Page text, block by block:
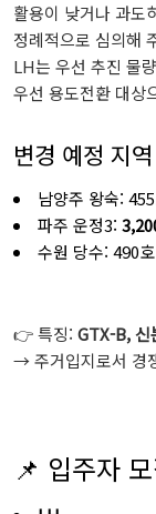
활용이 낮거나 과도
정례적으로 심의해
LH는 우선 추진 물량
우선 용도전환 대상
변경 예정 지역
남양주 왕숙:
파주 운정3:
수원 당수: 490호
👉 특징: GTX-B, 신
→ 주거입지로서 경
📌 입주자